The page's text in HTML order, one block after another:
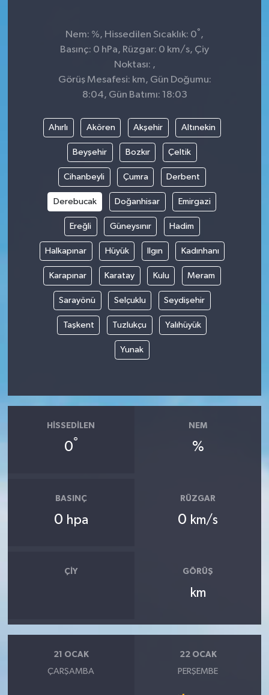
Nem: %, Hissedilen Sıcaklık: 0° ,
Basınç: 0 hPa, Rüzgar: 0 km/s, Çiy
Noktası: ,
Görüş Mesafesi: km, Gün Doğumu:
8:04, Gün Batımı: 18:03
Ahırlı Akören Akşehir Altınekin
Beyşehir Bozkır Çeltik
Cihanbeyli Çumra Derbent
Derebucak Doğanhisar Emirgazi
Ereğli Güneysınır Hadim
Halkapınar Hüyük Ilgın Kadınhanı
Karapınar Karatay Kulu Meram
Sarayönü Selçuklu Seydişehir
Taşkent Tuzlukçu Yalıhüyük
Yunak
HISSEDILEN
0°
NEM
%
BASINÇ
0 hpa
RÜZGAR
0 km/s
ÇIY GÖRÜŞ
km
21 OCAK
ÇARŞAMBA
22 OCAK
PERŞEMBE